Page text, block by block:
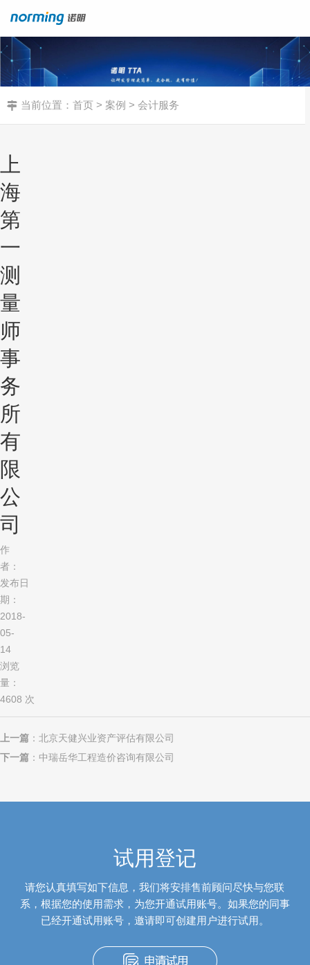
当前位置： 首页 > 案例 > 会计服务
上
海
第
一
测
量
师
事
务
所
有
限
公
司
作
者：
发布日
期：
2018-
05-
14
浏览
量：
4608 次
上一篇 ： 北京天健兴业资产评估有限公司
下一篇 ： 中瑞岳华工程造价咨询有限公司
试用登记
请您认真填写如下信息，我们将安排售前顾问尽快与您联
系，根据您的使用需求，为您开通试用账号。如果您的同事
已经开通试用账号，邀请即可创建用户进行试用。